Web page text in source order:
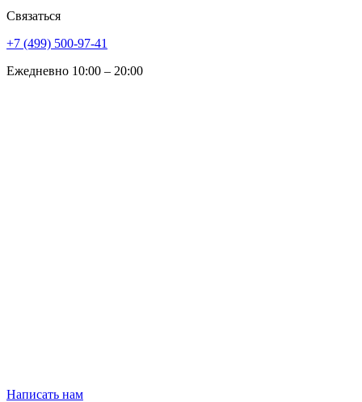
Связаться
+7 (499) 500-97-41
Ежедневно 10:00 – 20:00
Написать нам